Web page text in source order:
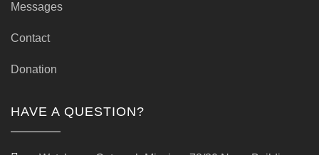
Messages
Contact
Donation
HAVE A QUESTION?